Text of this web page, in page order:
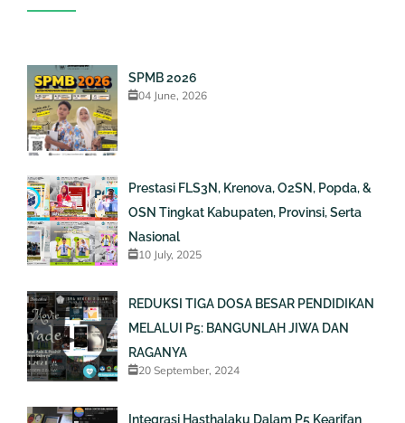
SPMB 2026
04 June, 2026
Prestasi FLS3N, Krenova, O2SN, Popda, &
OSN Tingkat Kabupaten, Provinsi, Serta
Nasional
10 July, 2025
REDUKSI TIGA DOSA BESAR PENDIDIKAN
MELALUI P5: BANGUNLAH JIWA DAN
RAGANYA
20 September, 2024
Integrasi Hasthalaku Dalam P5 Kearifan